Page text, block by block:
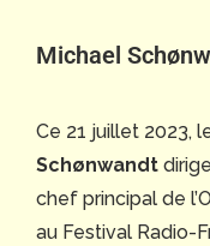
Michael
Ce 21 juillet 2023,
Schønwandt
chef principal de
au Festival Radio-